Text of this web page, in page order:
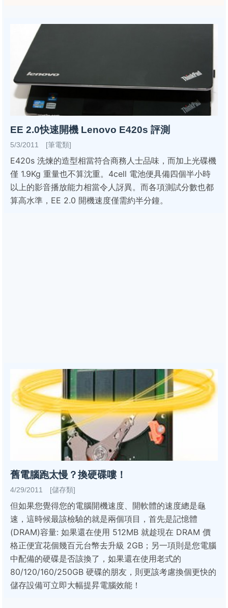
EE 2.0快速開機 Lenovo E420s 評測
5/3/2011 [筆電類]
E420s 洗煉的造型相當符合商務人士品味，而加上光碟機
僅 1.9Kg 重量也不算沈重。4cell 電池便具備四個半小時
以上的影音播放能力相當令人訝異。而各項測試分數也都
算高水準，EE 2.0 開機速度僅需約半分鐘。
舊電腦跑太慢？換硬碟嘍！
4/29/2011 [儲存類]
但如果您覺得您的電腦開機速度、開軟體的速度總是龜
速，這時候最該檢驗的就是兩個項目，首先是記憶體
(DRAM)容量: 如果還在使用 512MB 就趁現在 DRAM 價
格正便宜花個幾百元台幣去升級 2GB；另一項則是您電腦
中配備的硬碟是否該換了，如果還在使用老式的
80/120/160/250GB 硬碟的朋友，則更該考慮換個更快的
儲存設備可立即大幅提昇電腦效能！